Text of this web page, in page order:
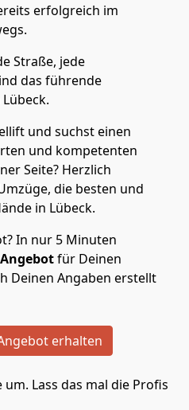
erfolgreich im
Straße, jede
das führende
und suchst einen
und kompetenten
Seite? Herzlich
die besten und
in Lübeck.
In nur 5 Minuten
für Deinen
Deinen Angaben erstellt
erhalten
Lass das mal die Profis